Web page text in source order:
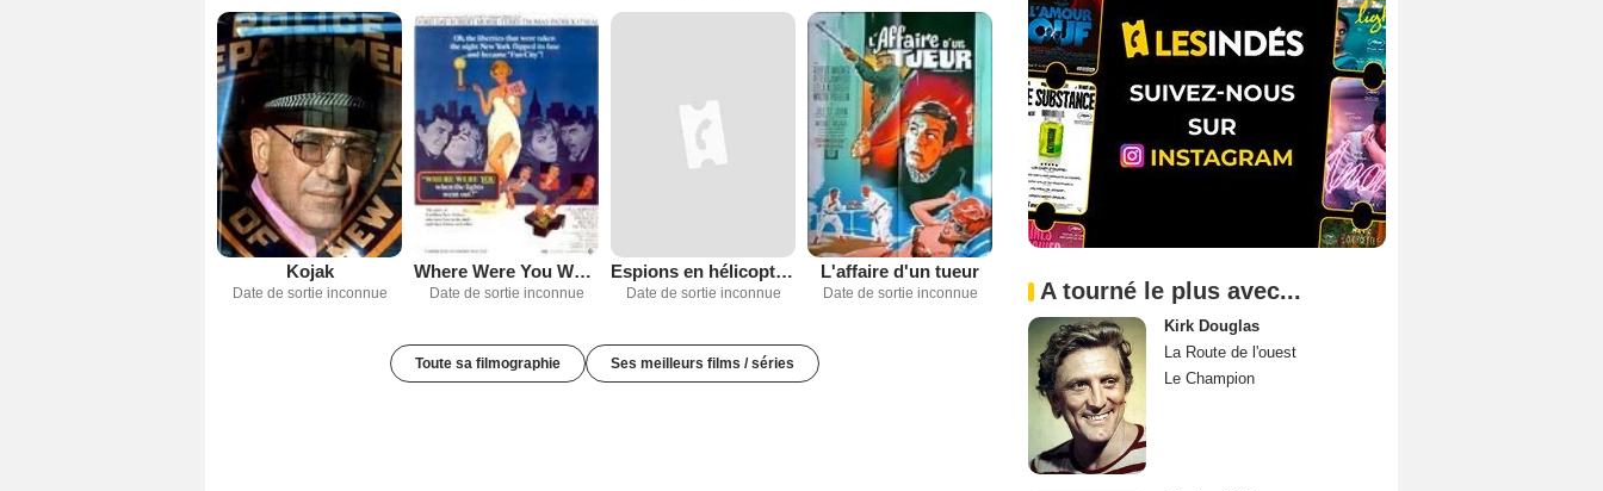
Kojak
Date de sortie inconnue
Where Were You When the Lights Went Out?
Date de sortie inconnue
Espions en hélicoptère
Date de sortie inconnue
L'affaire d'un tueur
Date de sortie inconnue
Toute sa filmographie Ses meilleurs films / séries
A tourné le plus avec...
Kirk Douglas
La Route de l'ouest
Le Champion